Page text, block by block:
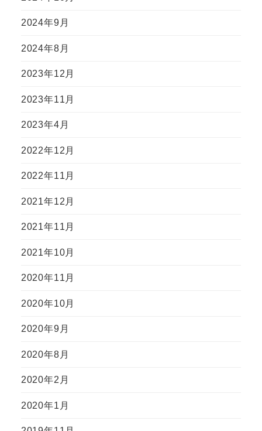
2024年9月
2024年8月
2023年12月
2023年11月
2023年4月
2022年12月
2022年11月
2021年12月
2021年11月
2021年10月
2020年11月
2020年10月
2020年9月
2020年8月
2020年2月
2020年1月